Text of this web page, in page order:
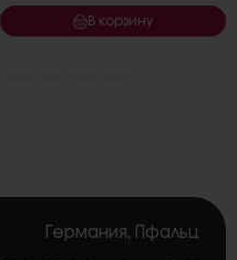
В корзину
Германия, Пфальц